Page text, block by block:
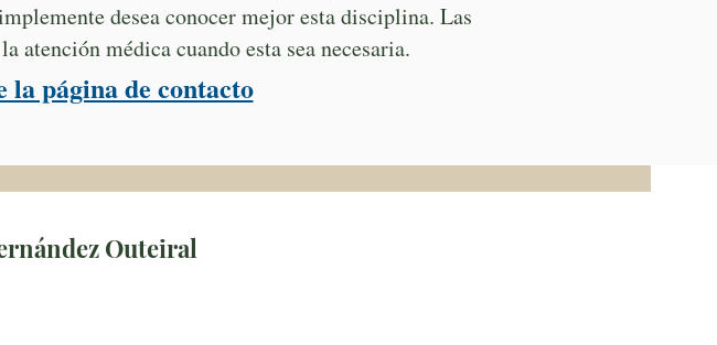
desea conocer mejor esta disciplina. Las
atención médica cuando esta sea necesaria.
la página de contacto
Outeiral